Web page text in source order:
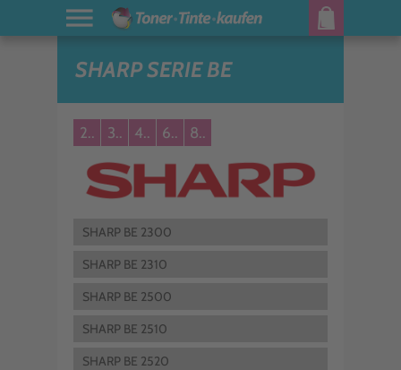
SHARP SERIE BE
2.. 3.. 4.. 6.. 8..
SHARP BE 2300
SHARP BE 2310
SHARP BE 2500
SHARP BE 2510
SHARP BE 2520